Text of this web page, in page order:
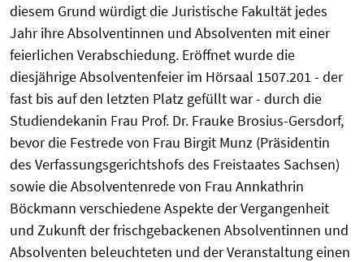
diesem Grund würdigt die Juristische Fakultät jedes
Jahr ihre Absolventinnen und Absolventen mit einer
feierlichen Verabschiedung. Eröffnet wurde die
diesjährige Absolventenfeier im Hörsaal 1507.201 - der
fast bis auf den letzten Platz gefüllt war - durch die
Studiendekanin Frau Prof. Dr. Frauke Brosius-Gersdorf,
bevor die Festrede von Frau Birgit Munz (Präsidentin
des Verfassungsgerichtshofs des Freistaates Sachsen)
sowie die Absolventenrede von Frau Annkathrin
Böckmann verschiedene Aspekte der Vergangenheit
und Zukunft der frischgebackenen Absolventinnen und
Absolventen beleuchteten und der Veranstaltung einen